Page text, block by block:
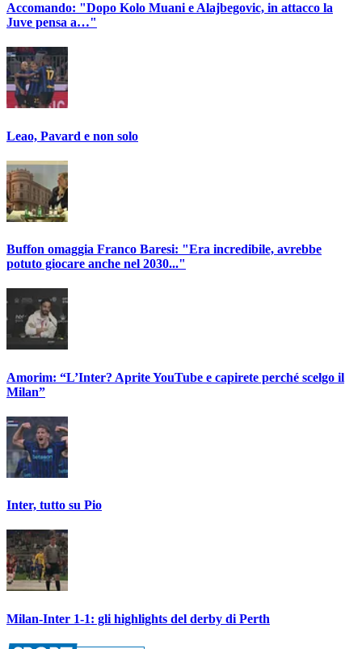
Accomando: "Dopo Kolo Muani e Alajbegovic, in attacco la
Juve pensa a…"
Leao, Pavard e non solo
Buffon omaggia Franco Baresi: "Era incredibile, avrebbe
potuto giocare anche nel 2030..."
Amorim: “L’Inter? Aprite YouTube e capirete perché scelgo il
Milan”
Inter, tutto su Pio
Milan-Inter 1-1: gli highlights del derby di Perth